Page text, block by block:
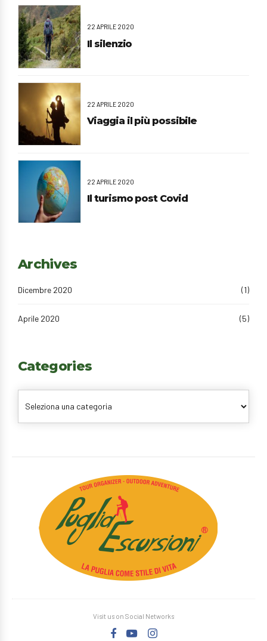
22 APRILE 2020
Il silenzio
22 APRILE 2020
Viaggia il più possibile
22 APRILE 2020
Il turismo post Covid
Archives
Dicembre 2020 (1)
Aprile 2020 (5)
Categories
Visit us on Social Networks